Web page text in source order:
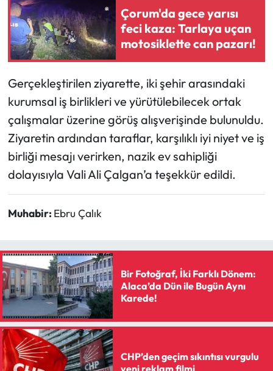
Çorum'da gece yarısı
feci kaza: Tarlaya uçan
motosiklette can pazarı!
Gerçekleştirilen ziyarette, iki şehir arasındaki
kurumsal iş birlikleri ve yürütülebilecek ortak
çalışmalar üzerine görüş alışverişinde bulunuldu.
Ziyaretin ardından taraflar, karşılıklı iyi niyet ve iş
birliği mesajı verirken, nazik ev sahipliği
dolayısıyla Vali Ali Çalgan’a teşekkür edildi.
Muhabir: Ebru Çalık
Bir Fotoğraf, İki Farklı Dönem:
Alaca’da Dün ile Bugün Aynı
Karede!
CHP’den geçim sıkıntısı vurgulu
yeni reklam filmi
Kimdir?
Kültür Sanat
Laçin Haberleri
Magazin
Mecitözü Haberleri
Oğuzlar Haberleri
Osmancık Haberleri
Otomotiv
Resmi İlan
Resmi Reklam
Sağlık